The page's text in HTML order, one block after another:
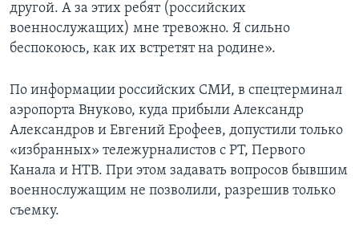
другой. А за этих ребят (российских
военнослужащих) мне тревожно. Я сильно
беспокоюсь, как их встретят на родине».
По информации российских СМИ, в спецтерминал
аэропорта Внуково, куда прибыли Александр
Александров и Евгений Ерофеев, допустили только
«избранных» тележурналистов с РТ, Первого
Канала и НТВ. При этом задавать вопросов бывшим
военнослужащим не позволили, разрешив только
съемку.